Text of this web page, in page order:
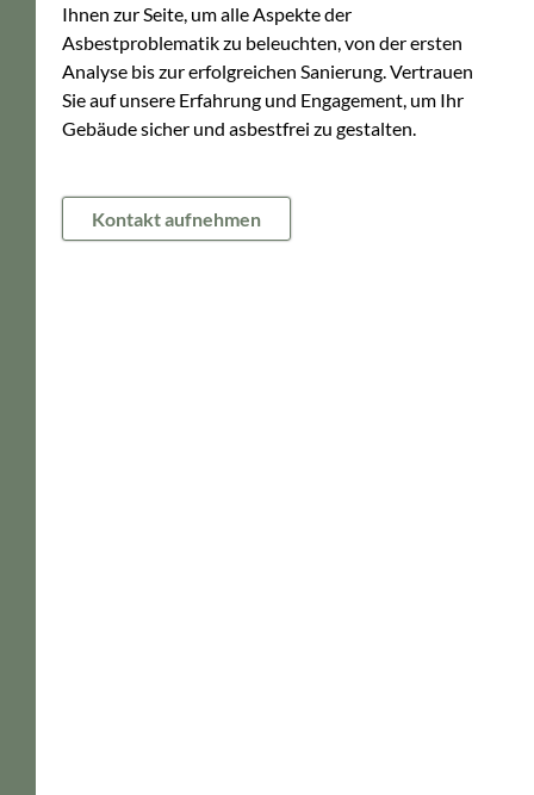
Ihnen zur Seite, um alle Aspekte der
Asbestproblematik zu beleuchten, von der ersten
Analyse bis zur erfolgreichen Sanierung. Vertrauen
Sie auf unsere Erfahrung und Engagement, um Ihr
Gebäude sicher und asbestfrei zu gestalten.
Kontakt aufnehmen